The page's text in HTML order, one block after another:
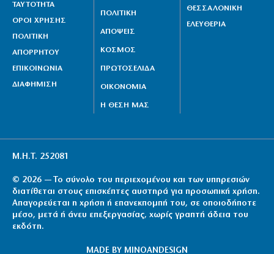
ΤΑΥΤΟΤΗΤΑ
ΟΡΟΙ ΧΡΗΣΗΣ
ΠΟΛΙΤΙΚΗ
ΑΠΟΡΡΗΤΟΥ
ΕΠΙΚΟΙΝΩΝΙΑ
ΔΙΑΦΗΜΙΣΗ
ΠΟΛΙΤΙΚΗ
ΑΠΟΨΕΙΣ
ΚΟΣΜΟΣ
ΠΡΩΤΟΣΕΛΙΔΑ
ΟΙΚΟΝΟΜΙΑ
Η ΘΕΣΗ ΜΑΣ
ΘΕΣΣΑΛΟΝΙΚΗ
ΕΛΕΥΘΕΡΙΑ
Μ.Η.Τ. 252081
© 2026 — Το σύνολο του περιεχομένου και των υπηρεσιών
διατίθεται στους επισκέπτες αυστηρά για προσωπική χρήση.
Απαγορεύεται η χρήση ή επανεκπομπή του, σε οποιοδήποτε
μέσο, μετά ή άνευ επεξεργασίας, χωρίς γραπτή άδεια του
εκδότη.
MADE BY MINOANDESIGN